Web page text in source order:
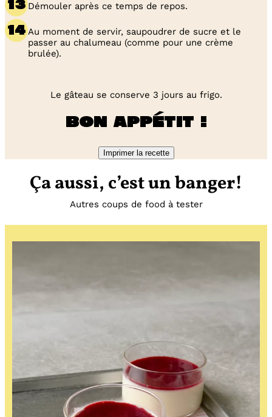
Démouler après ce temps de repos.
Au moment de servir, saupoudrer de sucre et le
passer au chalumeau (comme pour une crème
brulée).
Le gâteau se conserve 3 jours au frigo.
Bon appétit !
Imprimer la recette
Ça aussi, c’est un banger!
Autres coups de food à tester